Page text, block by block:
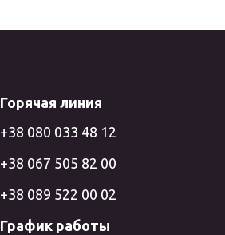
Горячая линия
+38 080 033 48 12
+38 067 505 82 00
+38 089 522 00 02
График работы